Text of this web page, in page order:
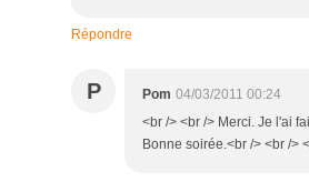
Répondre
P Pom 04/03/2011 00:24
<br /> <br /> Merci. Je l'ai
Bonne soirée.<br /> <br />